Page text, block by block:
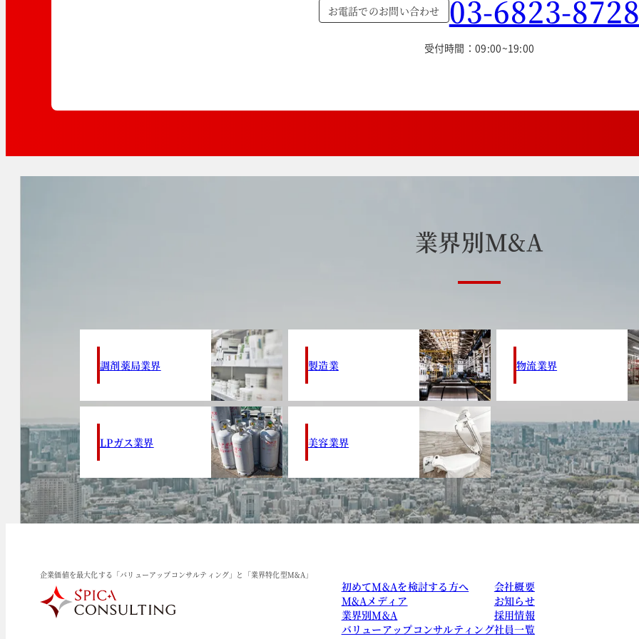
お電話でのお問い合わせ 03-6823-
受付時間：09:00~19:00
業界別M&A
調剤薬局業界 製造業 物流業界
LPガス業界 美容業界
企業価値を最大化する「バリューアップコンサルティング」と「業界特化型M&A」
初めてM&Aを検討する方へ
M&Aメディア
業界別M&A
バリューアップコンサルティング
会社概要
お知らせ
採用情報
社員一覧